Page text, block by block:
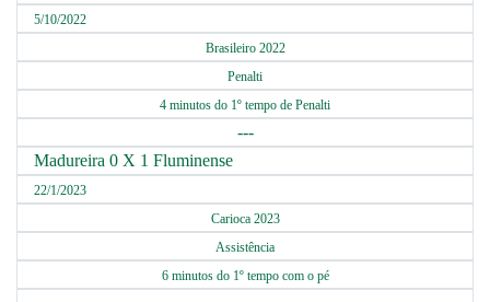
5/10/2022
Brasileiro 2022
Penalti
4 minutos do 1º tempo de Penalti
---
Madureira 0 X 1 Fluminense
22/1/2023
Carioca 2023
Assistência
6 minutos do 1º tempo com o pé